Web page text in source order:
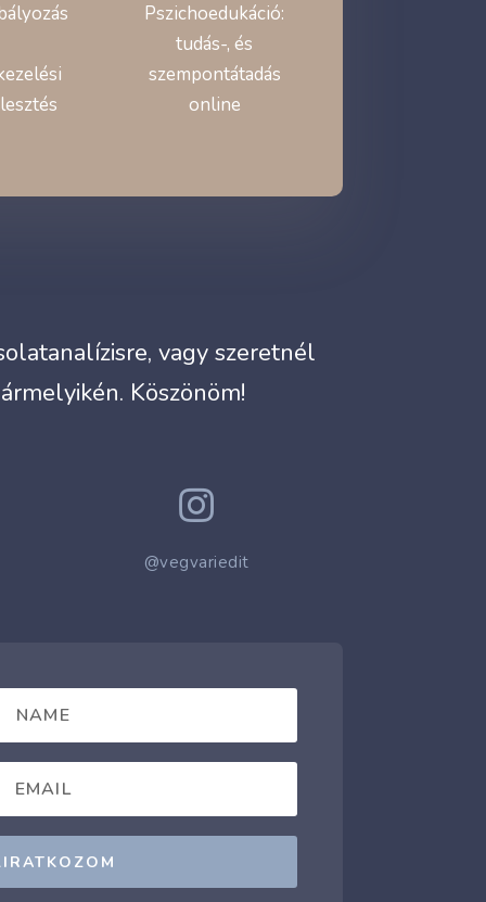
Pszichoedukáció:
tudás-, és
szempontátadás
online
vagy szeretnél
Köszönöm!

@vegvariedit